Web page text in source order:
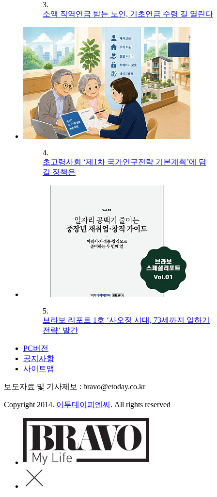
3.
소액 직역연금 받는 노인, 기초연금 수령 길 열린다
4.
초고령사회 ‘제1차 국가인구전략 기본계획’에 담
길 정책은
5.
브라보 리포트 1호 ‘사오정 시대, 73세까지 일하기
전략’ 발간
PC버전
공지사항
사이트맵
보도자료 및 기사제보 : bravo@etoday.co.kr
Copyright 2014. 이투데이피엔씨 . All rights reserved